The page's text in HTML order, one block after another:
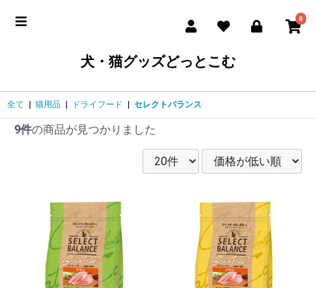
0
犬・猫グッズどっとこむ
全て 猫用品 ドライフード セレクトバランス
9件の商品が見つかりました